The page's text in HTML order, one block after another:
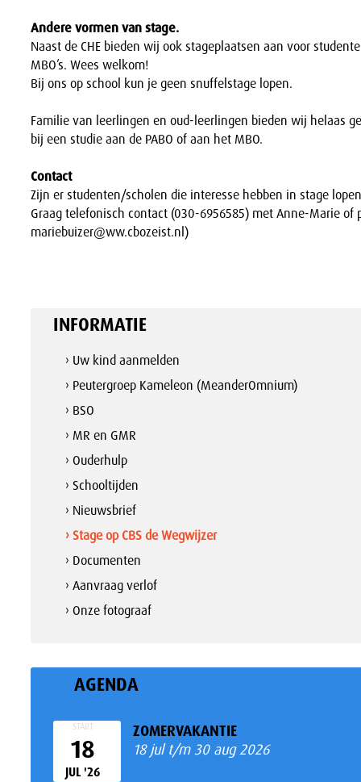
Andere vormen van stage.
Naast de CHE bieden wij ook stageplaatsen aan voor
MBO’s. Wees welkom!
Bij ons op school kun je geen snuffelstage lopen.
Familie van leerlingen en oud-leerlingen bieden wij helaas
bij een studie aan de PABO of aan het MBO.
Contact
Zijn er studenten/scholen die interesse hebben in stage
Graag telefonisch contact (030-6956585) met Anne-Marie of
mariebuizer@ww.cbozeist.nl)
INFORMATIE
› Uw kind aanmelden
› Peutergroep Kameleon (MeanderOmnium)
› BSO
› MR en GMR
› Ouderhulp
› Schooltijden
› Nieuwsbrief
› Stage op CBS de Wegwijzer
› Documenten
› Aanvraag verlof
› Onze fotograaf
AGENDA
START
18
JUL '26
ZOMERVAKANTIE
18 jul t/m 30 aug 2026